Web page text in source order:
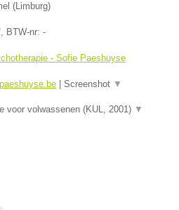
(Limburg)
, BTW-nr: -
- Sofie Paeshuyse
Screenshot ▼
voor volwassenen (KUL, 2001) ▼